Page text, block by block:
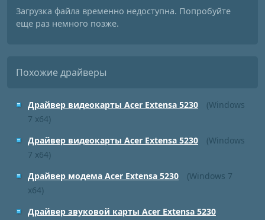
Загрузка файла временно недоступна. Попробуйте
еще раз немного позже.
Похожие драйверы
Драйвер видеокарты Acer Extensa 5230
(Windows
7 x64)
Драйвер видеокарты Acer Extensa 5230
(Windows
7 x64)
Драйвер модема Acer Extensa 5230
(Windows 7
x64)
Драйвер звуковой карты Acer Extensa 5230